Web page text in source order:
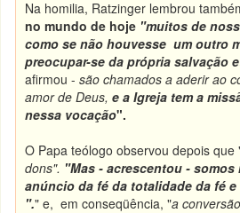
Na homilia, Ratzinger lembrou
no mundo de hoje "muitos de
como se não houvesse um outro
preocupar-se da própria salvação
afirmou -são chamados a aderir ao
amor de Deus,e a Igreja tem a
nessa vocação".
O Papa teólogo observou depois que
dons". "Mas - acrescentou -somos
anúncio da fé da totalidade da fé
"." e, em conseqüência, "a